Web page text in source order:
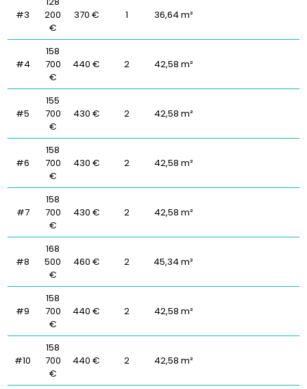
#3
200
€
370 € 1 36,64 m²
#4
158
700
€
440 € 2 42,58 m²
#5
155
700
€
430 € 2 42,58 m²
#6
158
700
€
430 € 2 42,58 m²
#7
158
700
€
430 € 2 42,58 m²
#8
168
500
€
460 € 2 45,34 m²
#9
158
700
€
440 € 2 42,58 m²
#10
158
700
€
440 € 2 42,58 m²